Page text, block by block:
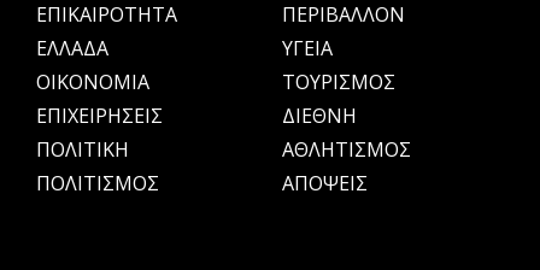
ΕΠΙΚΑΙΡΟΤΗΤΑ
ΕΛΛΑΔΑ
OIKONOMIA
ΕΠΙΧΕΙΡΗΣΕΙΣ
ΠΟΛΙΤΙΚΗ
ΠΟΛΙΤΙΣΜΟΣ
ΠΕΡΙΒΑΛΛΟΝ
ΥΓΕΙΑ
ΤΟΥΡΙΣΜΟΣ
ΔΙΕΘΝΗ
ΑΘΛΗΤΙΣΜΟΣ
ΑΠΟΨΕΙΣ